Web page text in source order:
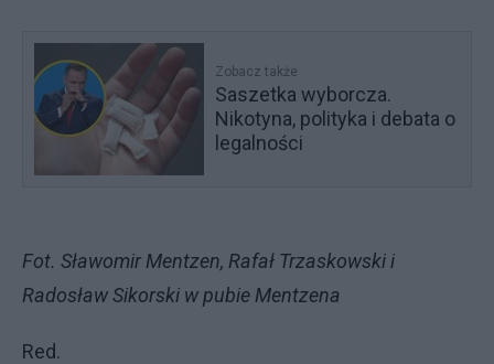
Zobacz także
Saszetka wyborcza.
Nikotyna, polityka i debata o
legalności
Fot. Sławomir Mentzen, Rafał Trzaskowski i
Radosław Sikorski w pubie Mentzena
Red.